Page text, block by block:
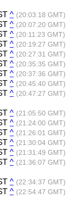
^ (20:03:18 GMT)
^ (20:07:20 GMT)
^ (20:11:23 GMT)
^ (20:19:27 GMT)
^ (20:27:31 GMT)
^ (20:35:35 GMT)
^ (20:37:36 GMT)
^ (20:45:40 GMT)
^ (20:47:27 GMT)
^ (21:05:50 GMT)
^ (21:24:00 GMT)
^ (21:26:01 GMT)
^ (21:30:04 GMT)
^ (21:31:49 GMT)
^ (21:36:07 GMT)
^ (22:34:37 GMT)
^ (22:54:47 GMT)